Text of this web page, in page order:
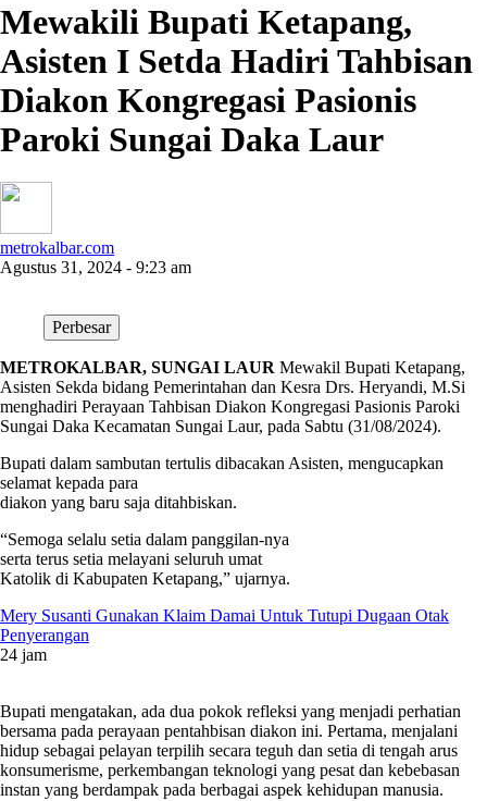
Mewakili Bupati Ketapang,
Asisten I Setda Hadiri Tahbisan
Diakon Kongregasi Pasionis
Paroki Sungai Daka Laur
metrokalbar.com
Agustus 31, 2024 - 9:23 am
Perbesar
METROKALBAR, SUNGAI LAUR Mewakil Bupati Ketapang,
Asisten Sekda bidang Pemerintahan dan Kesra Drs. Heryandi, M.Si
menghadiri Perayaan Tahbisan Diakon Kongregasi Pasionis Paroki
Sungai Daka Kecamatan Sungai Laur, pada Sabtu (31/08/2024).
Bupati dalam sambutan tertulis dibacakan Asisten, mengucapkan
selamat kepada para
diakon yang baru saja ditahbiskan.
“Semoga selalu setia dalam panggilan-nya
serta terus setia melayani seluruh umat
Katolik di Kabupaten Ketapang,” ujarnya.
Mery Susanti Gunakan Klaim Damai Untuk Tutupi Dugaan Otak
Penyerangan
24 jam
Bupati mengatakan, ada dua pokok refleksi yang menjadi perhatian
bersama pada perayaan pentahbisan diakon ini. Pertama, menjalani
hidup sebagai pelayan terpilih secara teguh dan setia di tengah arus
konsumerisme, perkembangan teknologi yang pesat dan kebebasan
instan yang berdampak pada berbagai aspek kehidupan manusia.